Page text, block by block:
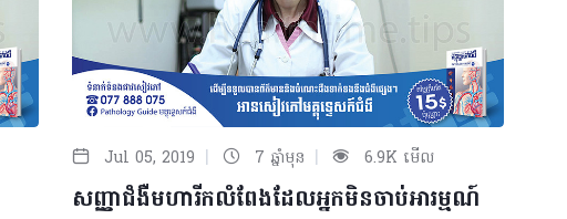
Jul 05, 2019 | 7 ឆ្នាំមុន | 6.9K មើល
សញ្ញាជំងឺមហារីកលំពែងដែលអ្នកមិនចាប់អារម្មណ៍